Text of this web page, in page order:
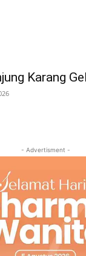
Karang
- Advertisment -